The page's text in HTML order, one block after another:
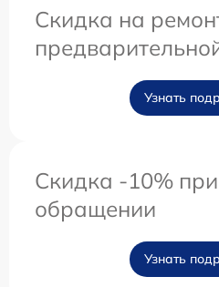
Скидка на
Узнать
Скидка -10%
обращении
Узнать